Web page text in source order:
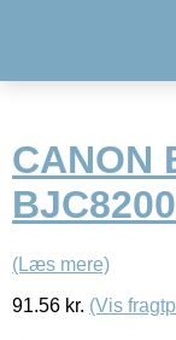
CANON
(Læs mere)
91.56 kr. (Vis